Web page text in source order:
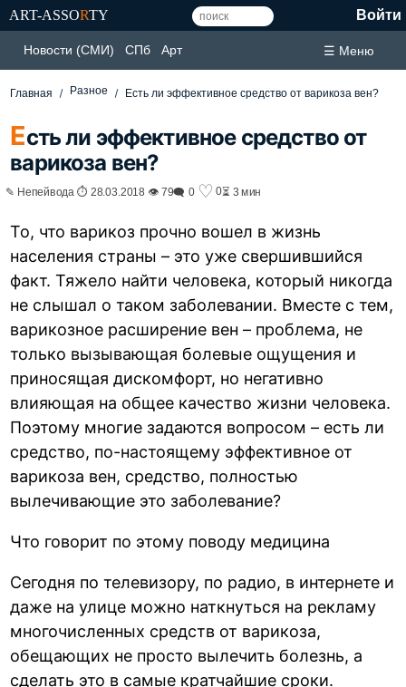
ART-ASSORTY Войти
Новости (СМИ) СПб Арт ☰ Меню
Главная Разное Есть ли эффективное средство от варикоза вен?
Есть ли эффективное средство от
варикоза вен?
✎ Непейвода ⏱ 28.03.2018 👁 79🗨 0 ♡ 0⏳ 3 мин
То, что варикоз прочно вошел в жизнь
населения страны – это уже свершившийся
факт. Тяжело найти человека, который никогда
не слышал о таком заболевании. Вместе с тем,
варикозное расширение вен – проблема, не
только вызывающая болевые ощущения и
приносящая дискомфорт, но негативно
влияющая на общее качество жизни человека.
Поэтому многие задаются вопросом – есть ли
средство, по-настоящему эффективное от
варикоза вен, средство, полностью
вылечивающие это заболевание?
Что говорит по этому поводу медицина
Сегодня по телевизору, по радио, в интернете и
даже на улице можно наткнуться на рекламу
многочисленных средств от варикоза,
обещающих не просто вылечить болезнь, а
сделать это в самые кратчайшие сроки.